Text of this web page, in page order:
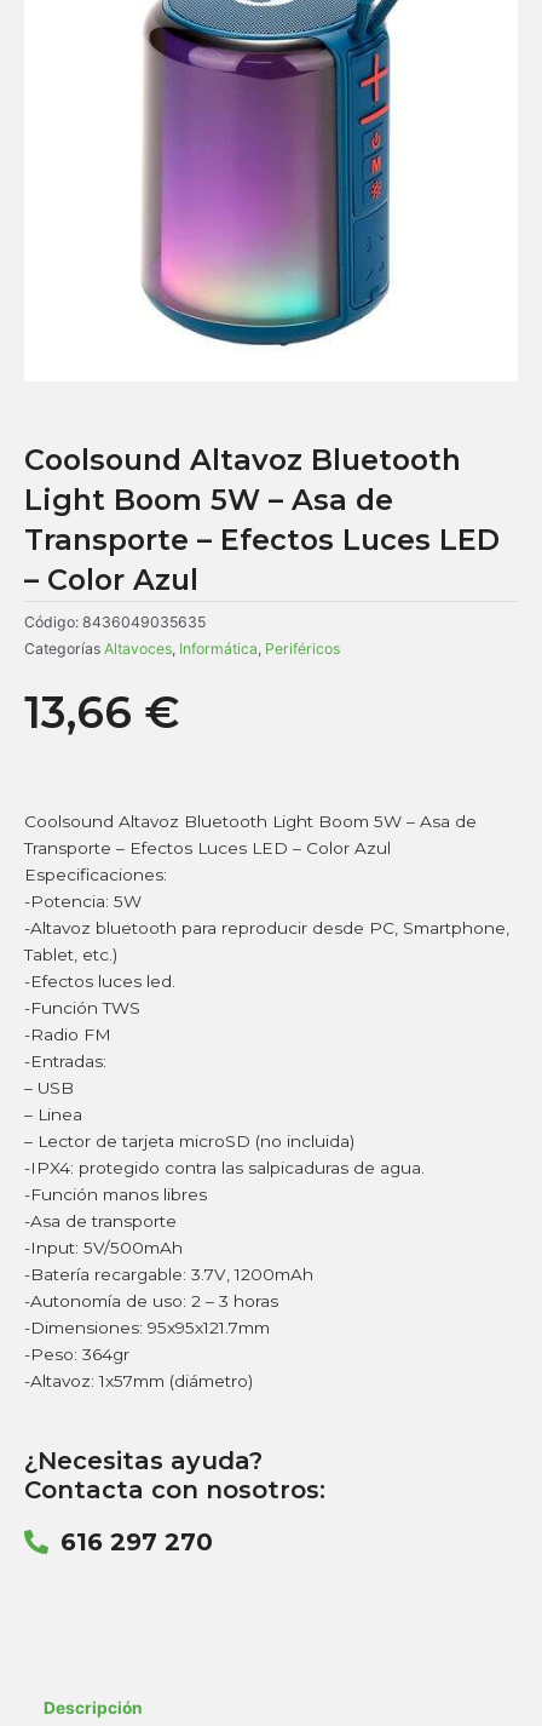
Coolsound Altavoz Bluetooth
Light Boom 5W – Asa de
Transporte – Efectos Luces LED
– Color Azul
Código: 8436049035635
Categorías Altavoces, Informática, Periféricos
13,66 €
Coolsound Altavoz Bluetooth Light Boom 5W – Asa de
Transporte – Efectos Luces LED – Color Azul
Especificaciones:
-Potencia: 5W
-Altavoz bluetooth para reproducir desde PC, Smartphone,
Tablet, etc.)
-Efectos luces led.
-Función TWS
-Radio FM
-Entradas:
– USB
– Linea
– Lector de tarjeta microSD (no incluida)
-IPX4: protegido contra las salpicaduras de agua.
-Función manos libres
-Asa de transporte
-Input: 5V/500mAh
-Batería recargable: 3.7V, 1200mAh
-Autonomía de uso: 2 – 3 horas
-Dimensiones: 95x95x121.7mm
-Peso: 364gr
-Altavoz: 1x57mm (diámetro)
¿Necesitas ayuda?
Contacta con nosotros:
616 297 270
Descripción